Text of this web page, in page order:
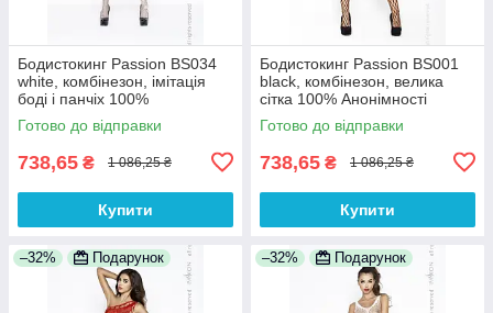
Бодистокинг Passion BS034
white, комбінезон, імітація
боді і панчіх 100%
Анонімності
Готово до відправки
738,65 ₴ 1 086,25 ₴
Купити
Бодистокинг Passion BS001
black, комбінезон, велика
сітка 100% Анонімності
Готово до відправки
738,65 ₴ 1 086,25 ₴
Купити
–32% Подарунок –32% Подарунок